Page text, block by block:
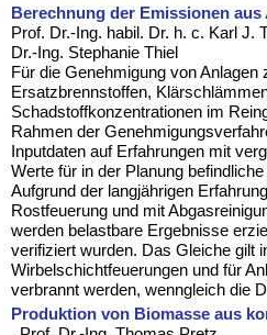
Berechnung der Emissionen
Prof. Dr.-Ing. habil. Dr. h. c. Karl J.
Dr.-Ing. Stephanie Thiel
Für die Genehmigung von
Ersatzbrennstoffen,
Schadstoffkonzentrationen im
Rahmen der
Inputdaten auf Erfahrungen mit
Werte für in der Planung
Aufgrund der langjährigen
Rostfeuerung und mit
werden belastbare Ergebnisse
verifiziert wurden. Das Gleiche gilt
Wirbelschichtfeuerungen und für
verbrannt werden, wenngleich die
Produktion von Biomasse aus